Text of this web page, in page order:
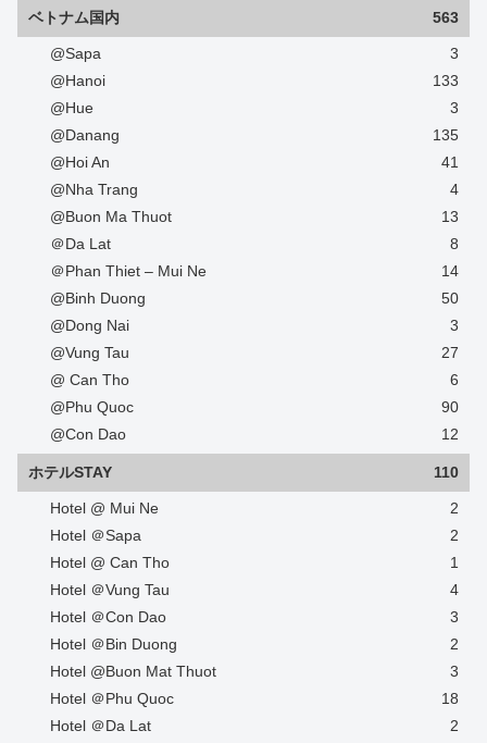
ベトナム国内 563
@Sapa
3
@Hanoi
133
@Hue
3
@Danang
135
@Hoi An
41
@Nha Trang
4
@Buon Ma Thuot
13
＠Da Lat
8
＠Phan Thiet – Mui Ne
14
@Binh Duong
50
@Dong Nai
3
@Vung Tau
27
@ Can Tho
6
@Phu Quoc
90
@Con Dao
12
ホテルSTAY 110
Hotel @ Mui Ne
2
Hotel ＠Sapa
2
Hotel @ Can Tho
1
Hotel ＠Vung Tau
4
Hotel ＠Con Dao
3
Hotel ＠Bin Duong
2
Hotel @Buon Mat Thuot
3
Hotel ＠Phu Quoc
18
Hotel ＠Da Lat
2